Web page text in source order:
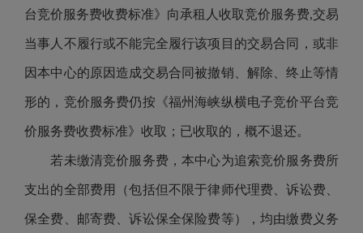
台竞价服务费收费标准》 向承租人收取竞价服务费,交易
当事人不履行或不能完全履行该项目的交易合同，或非
因本中心的原因造成交易合同被撤销、解除、终止等情
形的，竞价服务费仍按 《福州海峡纵横电子竞价平台竞
价服务费收费标准》 收取；已收取的，概不退还。
若未缴清竞价服务费，本中心为追索竞价服务费所
支出的全部费用（包括但不限于律师代理费、诉讼费、
保全费、邮寄费、诉讼保全保险费等），均由缴费义务